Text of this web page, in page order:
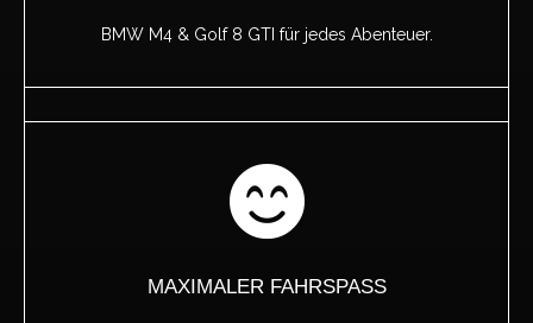
BMW M4 & Golf 8 GTI für jedes Abenteuer.
MAXIMALER FAHRSPASS